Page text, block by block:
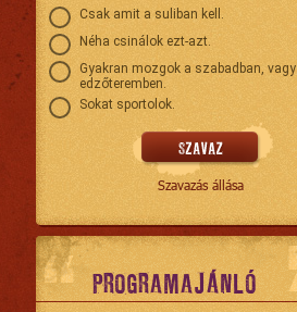
Csak amit a suliban kell.
Néha csinálok ezt-azt.
Gyakran mozgok a szabadban, vagy
edzőteremben.
Sokat sportolok.
Szavazás állása
PROGRAMAJÁNLÓ